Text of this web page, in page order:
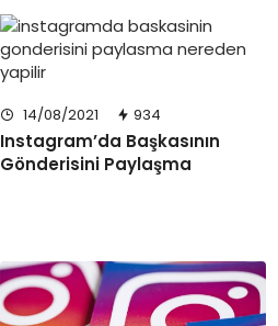
14/08/2021 934
Instagram’da Başkasının
Gönderisini Paylaşma